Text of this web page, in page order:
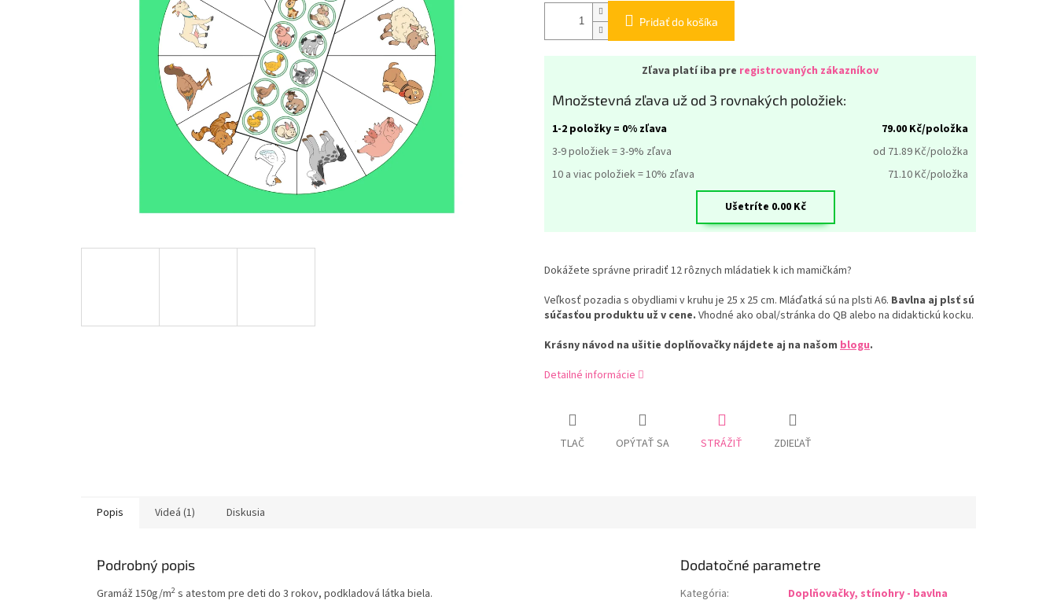
Pridať do košíka
Zľava platí iba pre registrovaných zákazníkov
Množstevná zľava už od 3 rovnakých položiek:
1-2 položky = 0% zľava 79.00 Kč/položka
3-9 položiek = 3-9% zľava
od 71.89Kč/položka
10 a viac položiek = 10% zľava
71.10Kč/položka
Ušetríte 0.00Kč
Dokážete správne priradiť 12 rôznych mládatiek k ich mamičkám?
Veľkosť pozadia s obydliami v kruhu je 25 x 25 cm. Mláďatká sú na plsti A6. Bavlna aj plsť sú
súčasťou produktu už v cene. Vhodné ako obal/stránka do QB alebo na didaktickú kocku.
Krásny návod na ušitie doplňovačky nájdete aj na našom blogu.
Detailné informácie
TLAČ OPÝTAŤ SA STRÁŽIŤ ZDIEĽAŤ
Popis Videá (1) Diskusia
Podrobný popis
Gramáž 150g/m2 s atestom pre deti do 3 rokov, podkladová látka biela.
Dodatočné parametre
Kategória:
Doplňovačky, stínohry - bavlna